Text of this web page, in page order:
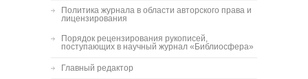
Политика журнала в области авторского права и
лицензирования
Порядок рецензирования рукописей,
поступающих в научный журнал «Библиосфера»
Главный редактор